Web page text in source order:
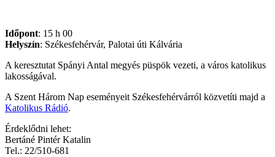
Időpont: 15 h 00
Helyszín: Székesfehérvár, Palotai úti Kálvária
A keresztutat Spányi Antal megyés püspök vezeti, a város katolikus
lakosságával.
A Szent Három Nap eseményeit Székesfehérvárról közvetíti majd a
Katolikus Rádió.
Érdeklődni lehet:
Bertáné Pintér Katalin
Tel.: 22/510-681